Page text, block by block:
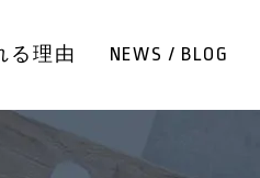
る理由 NEWS / BLOG